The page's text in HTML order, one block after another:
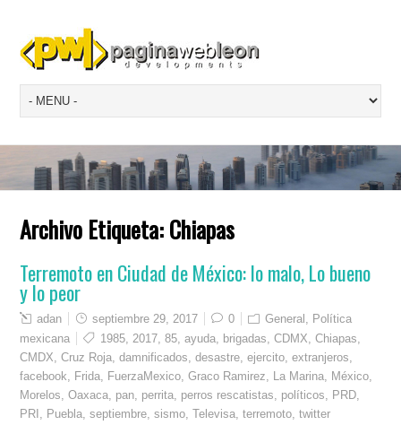
Archivo Etiqueta:Chiapas
Terremoto en Ciudad de México: lo malo, Lo bueno
y lo peor
adan septiembre 29, 2017 0 General
Política
mexicana
1985 2017 ,85 ,ayuda brigadas ,CDMX ,Chiapas
CMDX ,Cruz Roja ,damnificados ,desastre ,ejercito ,extranjeros
facebook
Frida FuerzaMexico ,Graco Ramirez La Marina México
Morelos ,Oaxaca pan perrita perros rescatistas políticos PRD
PRI
Puebla ,septiembre ,sismo ,Televisa ,terremoto ,twitter